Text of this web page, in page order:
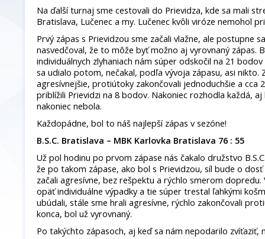
Na ďalší turnaj sme cestovali do Prievidza, kde sa mali
Bratislava, Lučenec a my. Lučenec kvôli viróze nemohol
Prvý zápas s Prievidzou sme začali vlažne, ale postupne
nasvedčoval, že to môže byť možno aj vyrovnaný zápas.
individuálnych zlyhaniach nám súper odskočil na 21
sa udialo potom, nečakal, podľa vývoja zápasu, asi nikto.
agresívnejšie, protiútoky zakončovali jednoduchšie a cca
priblížili Prievidzi na 8 bodov. Nakoniec rozhodla každá,
nakoniec nebola.
Každopádne, bol to náš najlepší zápas v sezóne!
B.S.C. Bratislava – MBK Karlovka Bratislava 76 : 55
Už pol hodinu po prvom zápase nás čakalo družstvo
že po takom zápase, ako bol s Prievidzou, síl bude o
začali agresívne, bez rešpektu a rýchlo smerom
opäť individuálne výpadky a tie súper trestal ľahkými
ubúdali, stále sme hrali agresívne, rýchlo zakončovali
konca, bol už vyrovnaný.
Po takýchto zápasoch, aj keď sa nám nepodarilo zvíťaziť,